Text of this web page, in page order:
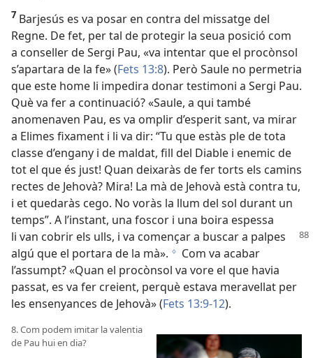
7 Barjesús es va posar en contra del missatge del
Regne. De fet, per tal de protegir la seua posició com
a conseller de Sergi Pau, «va intentar que el procònsol
s’apartara de la fe» (Fets 13:8). Però Saule no permetria
que este home li impedira donar testimoni a Sergi Pau.
Què va fer a continuació? «Saule, a qui també
anomenaven Pau, es va omplir d’esperit sant, va mirar
a Elimes fixament i li va dir: “Tu que estàs ple de tota
classe d’engany i de maldat, fill del Diable i enemic de
tot el que és just! Quan deixaràs de fer torts els camins
rectes de Jehovà? Mira! La mà de Jehovà està contra tu,
i et quedaràs cego. No voràs la llum del sol durant un
temps”. A l’instant, una foscor i una boira espessa
li van cobrir els ulls, i va començar a buscar a palpes
algú que el portara de la mà». g Com va acabar
l’assumpt? «Quan el procònsol va vore el que havia
passat, es va fer creient, perquè estava meravellat per
les ensenyances de Jehovà» (Fets 13:9-12).
8. Com podem imitar la valentia
de Pau hui en dia?